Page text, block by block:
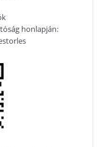
honlapján: